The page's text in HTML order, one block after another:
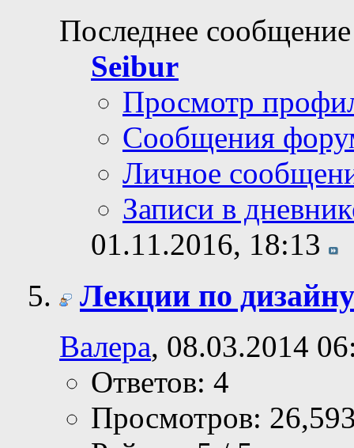
Последнее
Seibur
Просмотр
Сообщения
Личное
Записи в
01.11.2016, 18:13
Лекции по дизайну
Валера, 08.03.2014
Ответов: 4
Просмотров: